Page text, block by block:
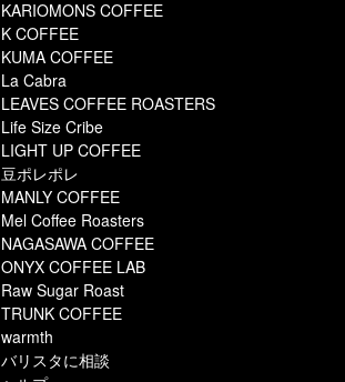
KARIOMONS COFFEE
K COFFEE
KUMA COFFEE
La Cabra
LEAVES COFFEE ROASTERS
Life Size Cribe
LIGHT UP COFFEE
豆ポレポレ
MANLY COFFEE
Mel Coffee Roasters
NAGASAWA COFFEE
ONYX COFFEE LAB
Raw Sugar Roast
TRUNK COFFEE
warmth
バリスタに相談